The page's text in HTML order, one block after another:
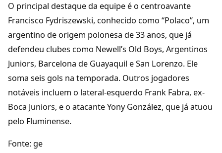
O principal destaque da equipe é o centroavante
Francisco Fydriszewski, conhecido como “Polaco”, um
argentino de origem polonesa de 33 anos, que já
defendeu clubes como Newell’s Old Boys, Argentinos
Juniors, Barcelona de Guayaquil e San Lorenzo. Ele
soma seis gols na temporada. Outros jogadores
notáveis incluem o lateral-esquerdo Frank Fabra, ex-
Boca Juniors, e o atacante Yony González, que já atuou
pelo Fluminense.
Fonte: ge